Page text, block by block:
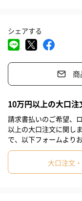
嬉しい2つの機能付き
能が付いているのもう
動作ボタンを長押しす
※色の固定はできませ
おしゃれなコンパ
#祖父 #祖母
#男性 #男友達
#50
シェアする
10万円以上の大口
請求書払いのご希望、
以上の大口注文に関し
で、以下フォームより
大口注文